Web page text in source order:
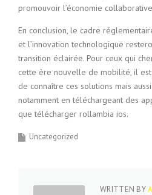
promouvoir l’économie
En conclusion, le cadre
et l’innovation technologique
transition éclairée. Pour ceux qui
cette ère nouvelle de mobilité, il
de connaître ces solutions mais
notamment en téléchargeant des
que télécharger rollambia ios.
Uncategorized
WRITTEN BY